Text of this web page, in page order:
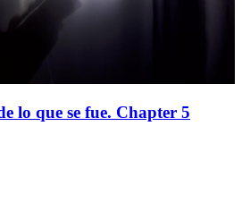
lo que se fue. Chapter 5